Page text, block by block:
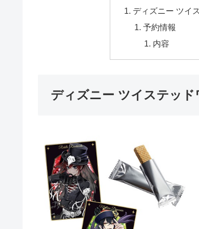
ディズニー ツイ
予約情報
内容
ディズニー ツイステッ